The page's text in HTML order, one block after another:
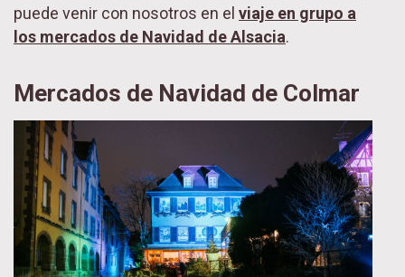
puede venir con nosotros en el viaje en grupo a
los mercados de Navidad de Alsacia.
Mercados de Navidad de Colmar